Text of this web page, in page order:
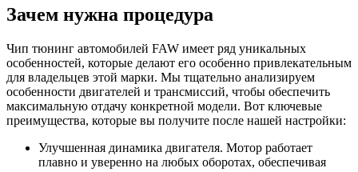
Зачем нужна процедура
Чип тюнинг автомобилей FAW имеет ряд уникальных
особенностей, которые делают его особенно привлекательным
для владельцев этой марки. Мы тщательно анализируем
особенности двигателей и трансмиссий, чтобы обеспечить
максимальную отдачу конкретной модели. Вот ключевые
преимущества, которые вы получите после нашей настройки:
Улучшенная динамика двигателя. Мотор работает
плавно и уверенно на любых оборотах, обеспечивая